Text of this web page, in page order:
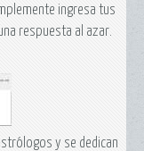
ingresa tus
respuesta al azar.
y se dedican